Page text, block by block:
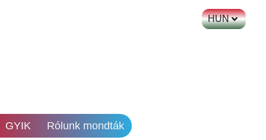
GYIK Rólunk mondták
HUN